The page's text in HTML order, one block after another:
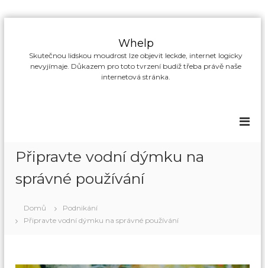
Whelp
Skutečnou lidskou moudrost lze objevit leckde, internet logicky
nevyjímaje. Důkazem pro toto tvrzení budiž třeba právě naše
internetová stránka.
Připravte vodní dýmku na
správné používání
Domů
Podnikání
Připravte vodní dýmku na správné používání